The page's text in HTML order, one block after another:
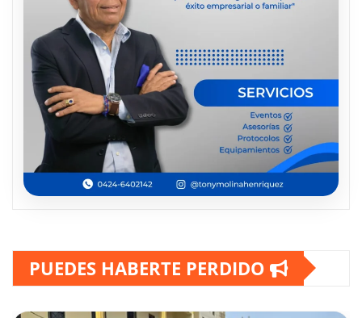
PUEDES HABERTE PERDIDO